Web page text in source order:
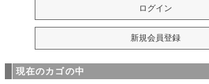
現在のカゴの中